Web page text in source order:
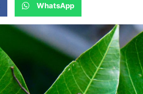
WhatsApp